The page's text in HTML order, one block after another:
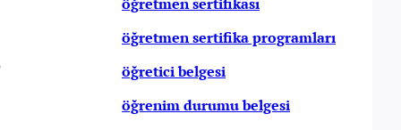
öğretmen sertifika programları
öğretici belgesi
öğrenim durumu belgesi